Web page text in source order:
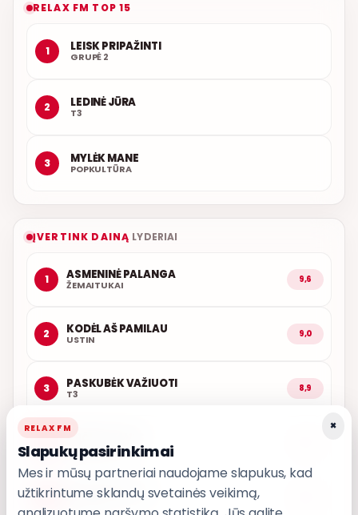
RELAX FM TOP 15
1 LEISK PRIPAŽINTI
GRUPĖ 2
2 LEDINĖ JŪRA
T3
3 MYLĖK MANE
POPKULTŪRA
ĮVERTINK DAINĄ LYDERIAI
1 ASMENINĖ PALANGA
ŽEMAITUKAI 9,6
2 KODĖL AŠ PAMILAU
USTIN 9,0
3 PASKUBĖK VAŽIUOTI
T3 8,9
POPKULTŪRA
5 AŠ ATVAŽIUOJU
×
RELAX FM
Slapukų pasirinkimai
Mes ir mūsų partneriai naudojame slapukus, kad
užtikrintume sklandų svetainės veikimą,